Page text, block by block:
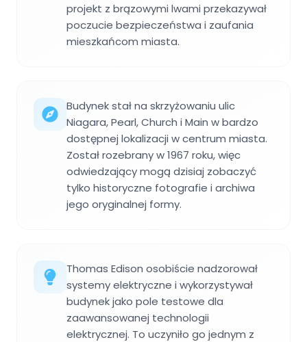
projekt z brązowymi lwami przekazywał
poczucie bezpieczeństwa i zaufania
mieszkańcom miasta.
Budynek stał na skrzyżowaniu ulic
Niagara, Pearl, Church i Main w bardzo
dostępnej lokalizacji w centrum miasta.
Został rozebrany w 1967 roku, więc
odwiedzający mogą dzisiaj zobaczyć
tylko historyczne fotografie i archiwa
jego oryginalnej formy.
Thomas Edison osobiście nadzorował
systemy elektryczne i wykorzystywał
budynek jako pole testowe dla
zaawansowanej technologii
elektrycznej. To uczyniło go jednym z